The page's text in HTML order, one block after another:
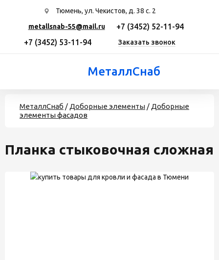
Тюмень, ул. Чекистов, д. 38 с. 2
metallsnab-55@mail.ru
+7 (3452) 52-11-94
+7 (3452) 53-11-94
Заказать звонок
МеталлСнаб
МеталлСнаб / Доборные элементы / Доборные
элементы фасадов
Планка стыковочная сложная